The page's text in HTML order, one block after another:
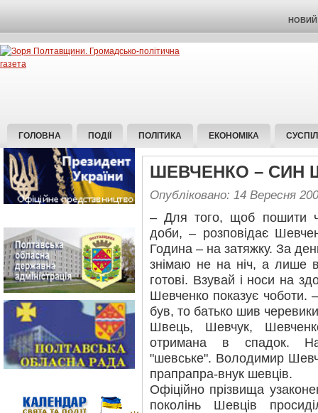
НОВИЙ
ГОЛОВНА ПОДІЇ ПОЛІТИКА ЕКОНОМІКА
ШЕВЧЕНКО – СИН
Опубліковано: 14 Вересня
– Для того, щоб пошити
доби, – розповідає
Година – на затяжку. За
знімаю не на ніч, а лише
готові. Взувай і носи на
Шевченко показує чоботи.
був, то батько шив
Швець, Шевчук,
отримана в спадок.
"шевське". Володимир
прапрапра-внук шевців.
Офіційно прізвища
поколінь Шевців